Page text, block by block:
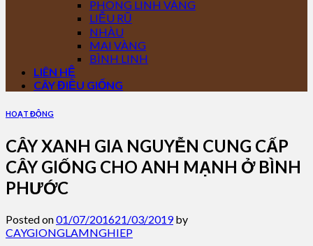
PHONG LINH VÀNG
LIỄU RŨ
NHÀU
MAI VÀNG
BÌNH LINH
LIÊN HỆ
CÂY ĐIỀU GIỐNG
HOẠT ĐỘNG
CÂY XANH GIA NGUYỄN CUNG CẤP
CÂY GIỐNG CHO ANH MẠNH Ở BÌNH
PHƯỚC
Posted on01/07/201621/03/2019by
CAYGIONGLAMNGHIEP